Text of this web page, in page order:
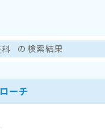
の検索結果
ーチ